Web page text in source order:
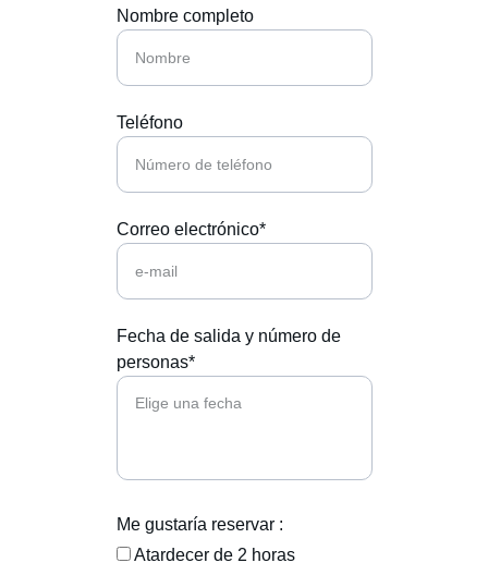
Nombre completo
Teléfono
Correo electrónico*
Fecha de salida y número de
personas*
Me gustaría reservar :
Atardecer de 2 horas